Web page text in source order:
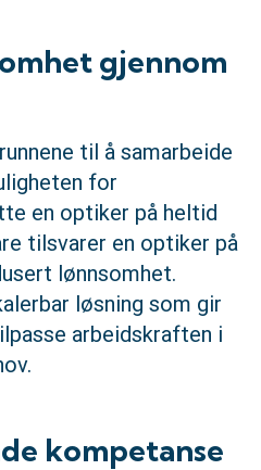
gjennom
til å samarbeide
for
en optiker på heltid
tilsvarer en optiker på
lønnsomhet.
løsning som gir
arbeidskraften i
kompetanse